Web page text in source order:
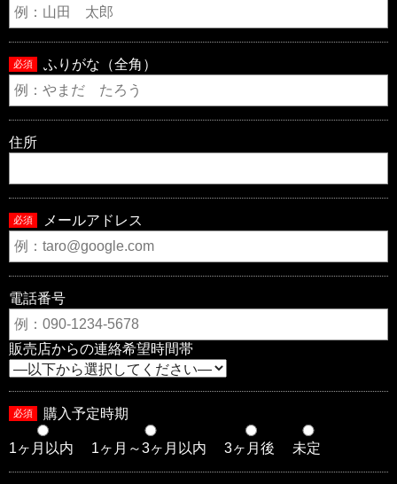
必須 ふりがな（全角）
住所
必須 メールアドレス
電話番号
販売店からの連絡希望時間帯
必須 購入予定時期
1ヶ月以内 1ヶ月～3ヶ月以内 3ヶ月後 未定